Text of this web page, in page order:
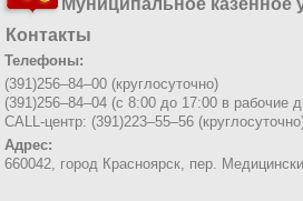
Контакты
Телефоны:
(391)256–84–00 (круглосуточно)
(391)256–84–04 (с 8:00 до 17:00 в рабочие
CALL-центр: (391)223–55–56
Адрес:
660042, город Красноярск, пер.